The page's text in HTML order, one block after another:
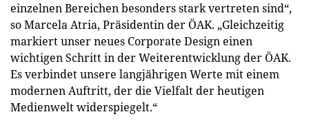
einzelnen Bereichen besonders stark vertreten sind“,
so Marcela Atria, Präsidentin der ÖAK. „Gleichzeitig
markiert unser neues Corporate Design einen
wichtigen Schritt in der Weiterentwicklung der ÖAK.
Es verbindet unsere langjährigen Werte mit einem
modernen Auftritt, der die Vielfalt der heutigen
Medienwelt wider­spiegelt.“